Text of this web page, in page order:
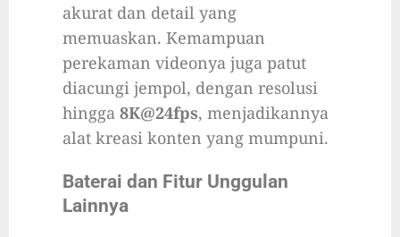
akurat dan detail yang
memuaskan. Kemampuan
perekaman videonya juga patut
diacungi jempol, dengan resolusi
hingga 8K@24fps, menjadikannya
alat kreasi konten yang mumpuni.
Baterai dan Fitur Unggulan
Lainnya